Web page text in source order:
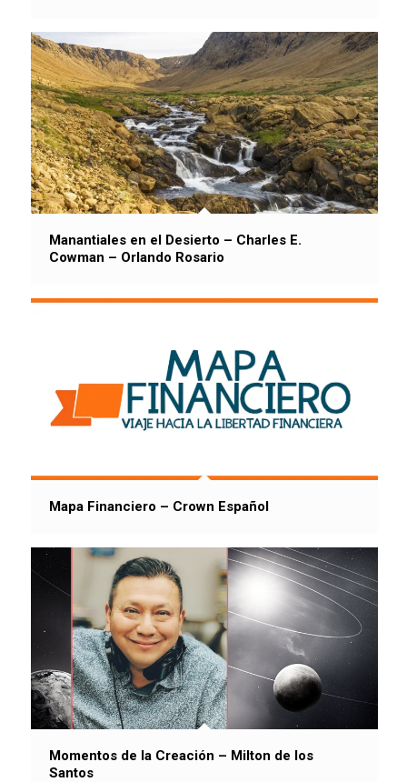
Manantiales en el Desierto – Charles E.
Cowman – Orlando Rosario
Mapa Financiero – Crown Español
Momentos de la Creación – Milton de los
Santos